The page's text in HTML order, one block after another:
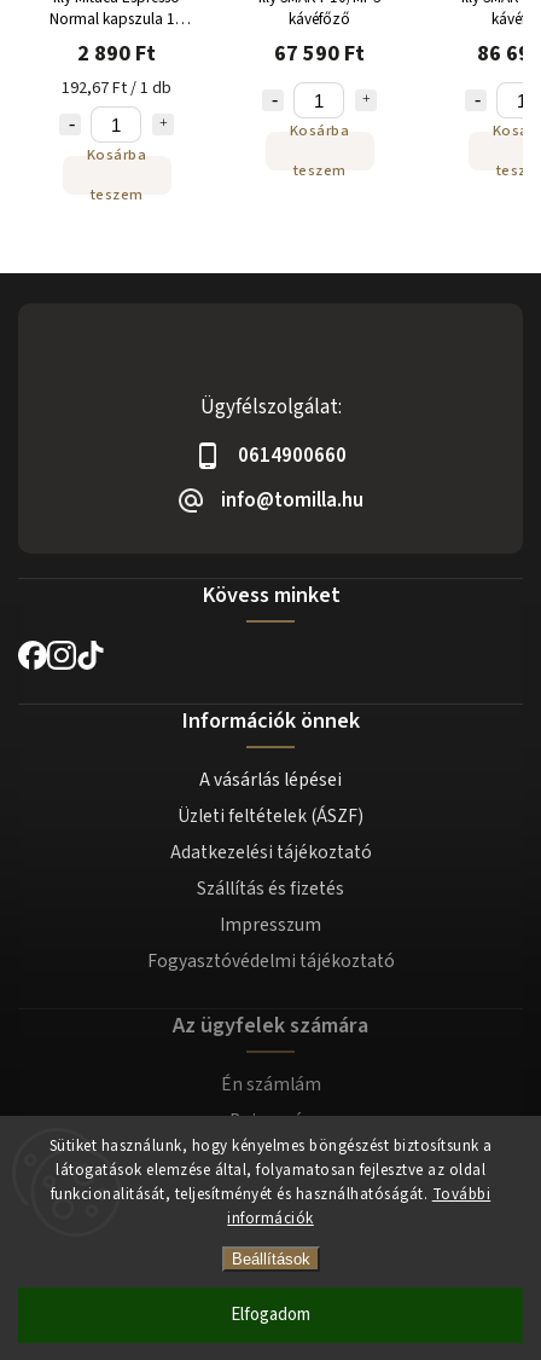
Sütiket használunk, hogy kényelmes böngészést biztosítsunk a
látogatások elemzése által, folyamatosan fejlesztve az oldal
funkcionalitását, teljesítményét és használhatóságát. További
információk
Beállítások
Elfogadom
Normal kapszula 15
adag
2 890 Ft
192,67 Ft / 1 db
Kosárba
teszem
kávéfőző
67 590 Ft
Kosárba
teszem
86
Ügyfélszolgálat:
0614900660
info@tomilla.hu
Kövess minket
Információk önnek
A vásárlás lépései
Üzleti feltételek (ÁSZF)
Adatkezelési tájékoztató
Szállítás és fizetés
Impresszum
Fogyasztóvédelmi tájékoztató
Az ügyfelek számára
Én számlám
Bejegyzés
Bejelentkezés
Copyright 2026tomilla.hu. Minden jog fenntartva.